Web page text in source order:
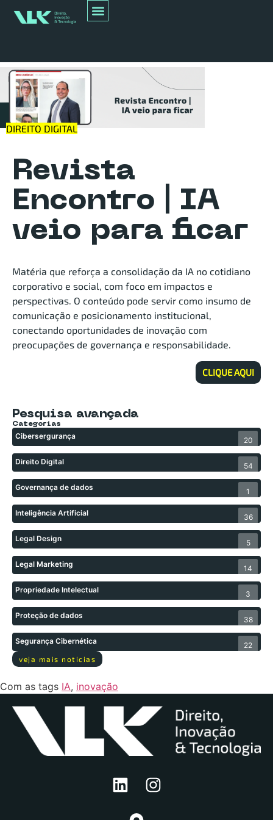
DIREITO DIGITAL
Revista
Encontro | IA
veio para ficar
Matéria que reforça a consolidação da IA no cotidiano
corporativo e social, com foco em impactos e
perspectivas. O conteúdo pode servir como insumo de
comunicação e posicionamento institucional,
conectando oportunidades de inovação com
preocupações de governança e responsabilidade.
CLIQUE AQUI
Pesquisa avançada
Categorias
Cibersergurança 20
Direito Digital 54
Governança de dados 1
Inteligência Artificial 36
Legal Design 5
Legal Marketing 14
Propriedade Intelectual 3
Proteção de dados 38
Segurança Cibernética 22
veja mais noticias
Com as tags IA, inovação